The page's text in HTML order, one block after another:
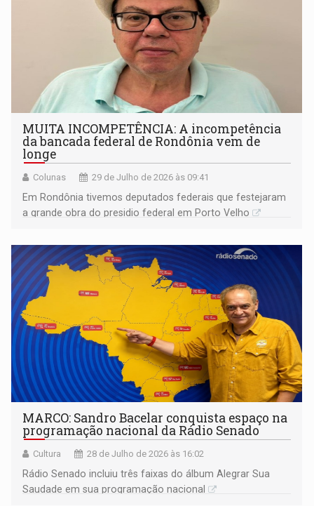
MUITA INCOMPETÊNCIA: A incompetência
da bancada federal de Rondônia vem de
longe
Colunas 29 de Julho de 2026 às 09:41
Em Rondônia tivemos deputados federais que festejaram
a grande obra do presidio federal em Porto Velho
MARCO: Sandro Bacelar conquista espaço na
programação nacional da Rádio Senado
Cultura 28 de Julho de 2026 às 16:02
Rádio Senado incluiu três faixas do álbum Alegrar Sua
Saudade em sua programação nacional